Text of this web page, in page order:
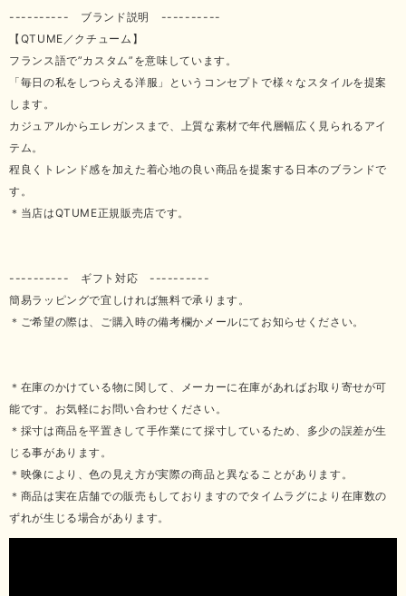
---------- ブランド説明 ----------
【QTUME／クチューム】
フランス語で”カスタム”を意味しています。
「毎日の私をしつらえる洋服」というコンセプトで様々なスタイルを提案
します。
カジュアルからエレガンスまで、上質な素材で年代層幅広く見られるアイ
テム。
程良くトレンド感を加えた着心地の良い商品を提案する日本のブランドで
す。
＊当店はQTUME正規販売店です。
---------- ギフト対応 ----------
簡易ラッピングで宜しければ無料で承ります。
＊ご希望の際は、ご購入時の備考欄かメールにてお知らせください。
＊在庫のかけている物に関して、メーカーに在庫があればお取り寄せが可
能です。お気軽にお問い合わせください。
＊採寸は商品を平置きして手作業にて採寸しているため、多少の誤差が生
じる事があります。
＊映像により、色の見え方が実際の商品と異なることがあります。
＊商品は実在店舗での販売もしておりますのでタイムラグにより在庫数の
ずれが生じる場合があります。